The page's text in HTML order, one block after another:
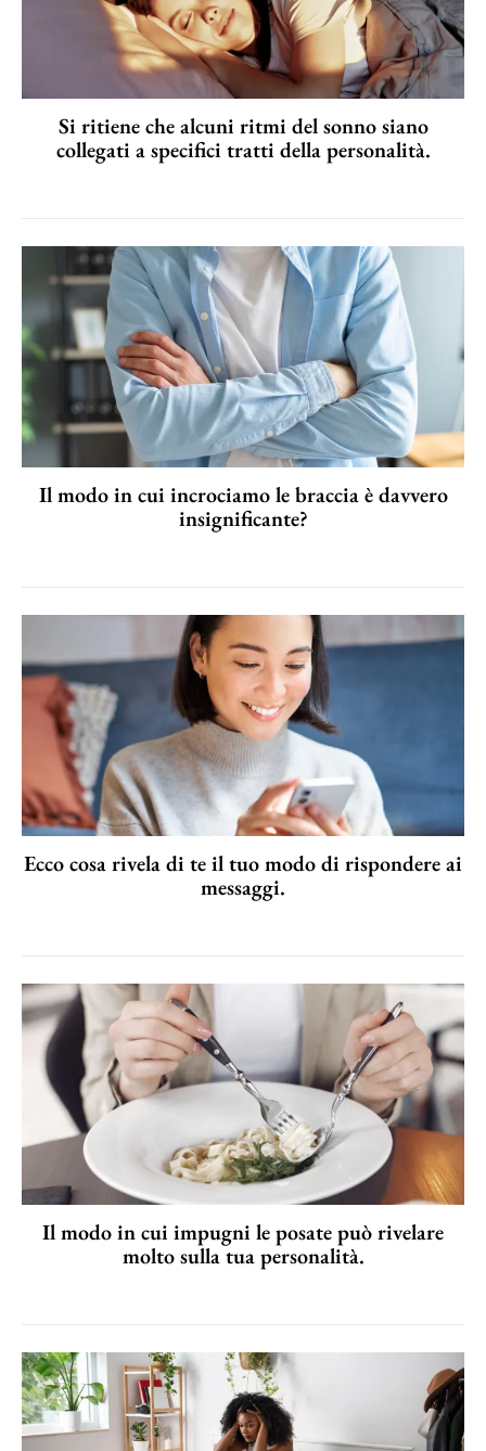
Si ritiene che alcuni ritmi del sonno siano
collegati a specifici tratti della personalità.
Il modo in cui incrociamo le braccia è davvero
insignificante?
Ecco cosa rivela di te il tuo modo di rispondere ai
messaggi.
Il modo in cui impugni le posate può rivelare
molto sulla tua personalità.